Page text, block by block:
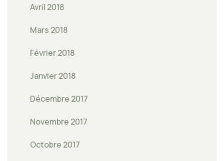
Avril 2018
Mars 2018
Février 2018
Janvier 2018
Décembre 2017
Novembre 2017
Octobre 2017